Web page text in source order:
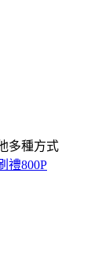
多種方式
禮800P